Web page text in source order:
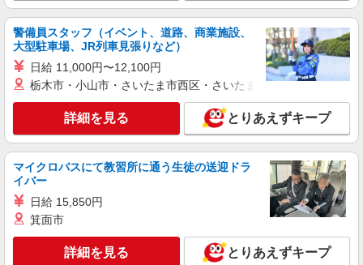
1,900円〜 【実務者研修・初任者研修（ヘルパー1
級・2級）】 時給1,520円 ◎週20時間以上勤務
（社保加入者）の場合は時給1,570円 ＊夜間
（18:00〜）：時給1,900円〜 ＊日曜祝日：時給
1,820円〜 ◎身体介助、生活援助が同時給 ◎キャ
ンセル手当：職務時給の60％支給
キープ 詳細を見る
アルバイト パート
SOMPOケア 北越谷 定期巡回/3249da2
介護スタッフ
勤務（社保加入者）の場合は時給1,414円 【実務
者研修・初任者研修（ヘルパー1級・2級）】 時給
1,284円 ◎週20時間以上勤務（社保加入者）の場
埼玉県越谷市北越谷1丁目18-2
キープ 詳細を見る
契約社員
越谷西ケアセンターそよ風：RO14940
NEW
警備員スタッフ（イベント、道路、商業施設、
大型駐車場、JR列車見張りなど）
日給 11,000円〜12,100円
栃木市・小山市・さいたま市西区・さいたま市岩槻区・久喜市・
詳細を見る とりあえずキープ
マイクロバスにて教習所に通う生徒の送迎ドラ
イバー
日給 15,850円
箕面市
詳細を見る とりあえずキープ